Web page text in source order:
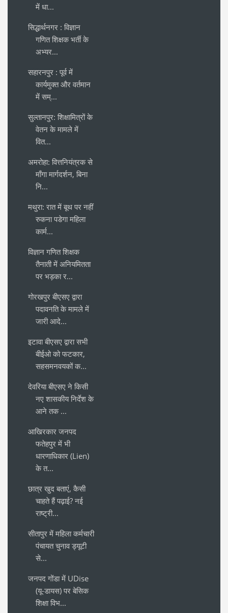
में धा...
सिद्धार्थनगर : विज्ञान
गणित शिक्षक भर्ती के
अभ्यर...
सहारनपुर : पूर्व में
कार्यमुक्त और वर्तमान
में सम्...
सुल्तानपुर: शिक्षामित्रों के
वेतन के मामले में
वित...
अमरोहा: वित्तनियंत्रक से
माँगा मार्गदर्शन, बिना
नि...
मथुरा: रात में बूथ पर नहीं
रुकना पडेगा महिला
कार्म...
विज्ञान गणित शिक्षक
तैनाती में अनियमितता
पर भड़का र...
गोरखपुर बीएसए द्वारा
पदावनति के मामले में
जारी आदे...
इटावा बीएसए द्वारा सभी
बीईओ को फटकार,
सहसमनवयकों क...
देवरिया बीएसए ने किसी
नए शासकीय निर्देश के
आने तक ...
आखिरकार जनपद
फतेहपुर में भी
धारणाधिकार (Lien)
के त...
छात्र खुद बताएं, कैसी
चाहते हैं पढ़ाई? नई
राष्ट्री...
सीतापुर में महिला कर्मचारी
पंचायत चुनाव ड्यूटी
से...
जनपद गोंडा में UDise
(यू-डायस) पर बेसिक
शिक्षा विभ...